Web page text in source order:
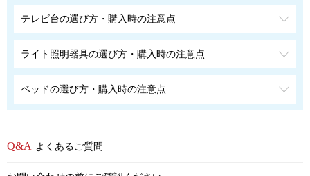
テレビ台の選び方・購入時の注意点
ライト照明器具の選び方・購入時の注意点
ベッドの選び方・購入時の注意点
よくあるご質問